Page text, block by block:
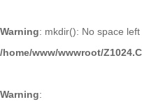
Warning: mkdir(): No space
/home/www/wwwroot/
Warning:
关于91香蕉视频污污
主营产品